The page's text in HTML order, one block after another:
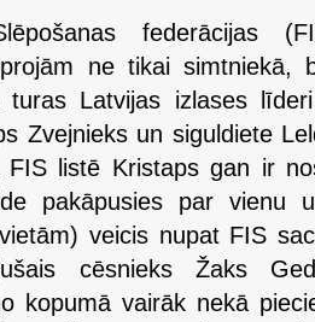
federācijas
ne tikai simtniekā,
turas Latvijas izlases
Zvejnieks un siguldiete
FIS listē Kristaps gan ir
pakāpusies par vienu
veicis nupat FIS
cēsnieks Žaks
kopumā vairāk nekā